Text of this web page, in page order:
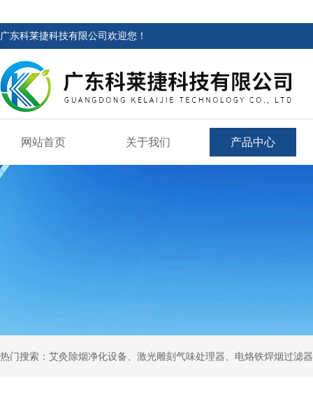
广东科莱捷科技有限公司欢迎您！
网站首页 关于我们 产品中心